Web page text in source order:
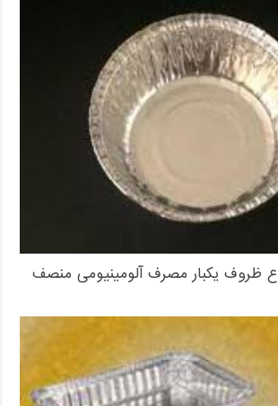
ظروف یکبار مصرف آلومینیومی منصف